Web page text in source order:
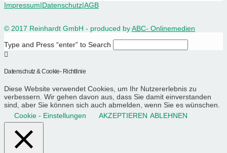
Impressum|Datenschutz|AGB
© 2017 Reinhardt GmbH - produced byABC- Onlinemedien
Type and Press “enter” to Search
Datenschutz & Cookie- Richtlinie
Diese Website verwendet Cookies, um Ihr Nutzererlebnis zu
verbessern. Wir gehen davon aus, dass Sie damit einverstanden
sind, aber Sie können sich auch abmelden, wenn Sie es wünschen.
Cookie - Einstellungen
AKZEPTIEREN ABLEHNEN